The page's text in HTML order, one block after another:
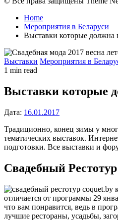
Home
Мероприятия в Беларуси
Выставки которые должна
Posted
in
Выставки Мероприятия в
Estimated
time
1 min read
Выставки которые
Дата: 16.01.2017
Традиционно, конец зимы у
тематических выставок.
подготовки. Все выставки и
Свадебный Рестотур
отличается от программы 29
что вам понравится, ведь в
лучшие рестораны, усадьбы,